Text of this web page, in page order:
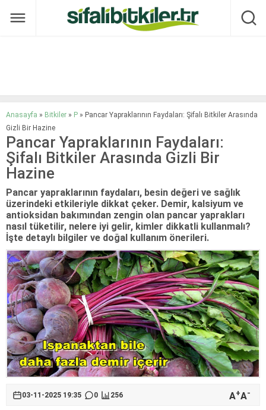
Anasayfa » Bitkiler » P » Pancar Yapraklarının Faydaları: Şifalı Bitkiler Arasında
Gizli Bir Hazine
Pancar Yapraklarının Faydaları:
Şifalı Bitkiler Arasında Gizli Bir
Hazine
Pancar yapraklarının faydaları, besin değeri ve sağlık
üzerindeki etkileriyle dikkat çeker. Demir, kalsiyum ve
antioksidan bakımından zengin olan pancar yaprakları
nasıl tüketilir, nelere iyi gelir, kimler dikkatli kullanmalı?
İşte detaylı bilgiler ve doğal kullanım önerileri.
03-11-2025 19:35 0 256 A+A-